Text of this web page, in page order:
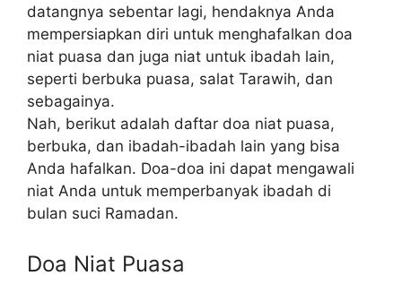
datangnya sebentar lagi, hendaknya Anda
mempersiapkan diri untuk menghafalkan doa
niat puasa dan juga niat untuk ibadah lain,
seperti berbuka puasa, salat Tarawih, dan
sebagainya.
Nah, berikut adalah daftar doa niat puasa,
berbuka, dan ibadah-ibadah lain yang bisa
Anda hafalkan. Doa-doa ini dapat mengawali
niat Anda untuk memperbanyak ibadah di
bulan suci Ramadan.
Doa Niat Puasa